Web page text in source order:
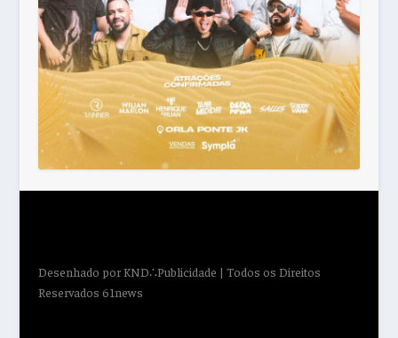
Desenhado porKND∴Publicidade | Todos os Direitos
Reservados 61news